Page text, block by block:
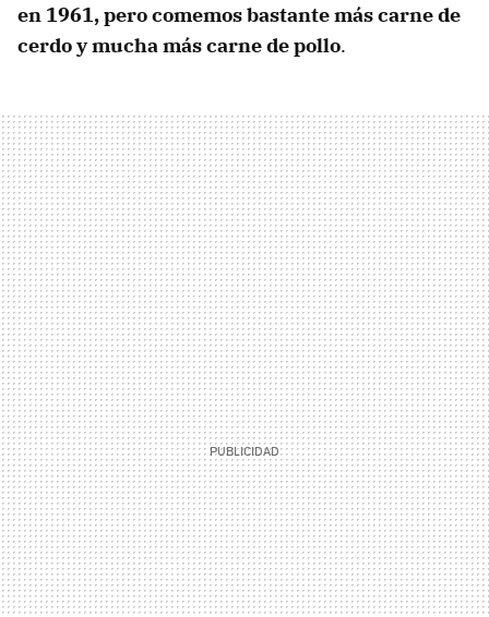
en 1961, pero comemos bastante más carne de
cerdo y mucha más carne de pollo.